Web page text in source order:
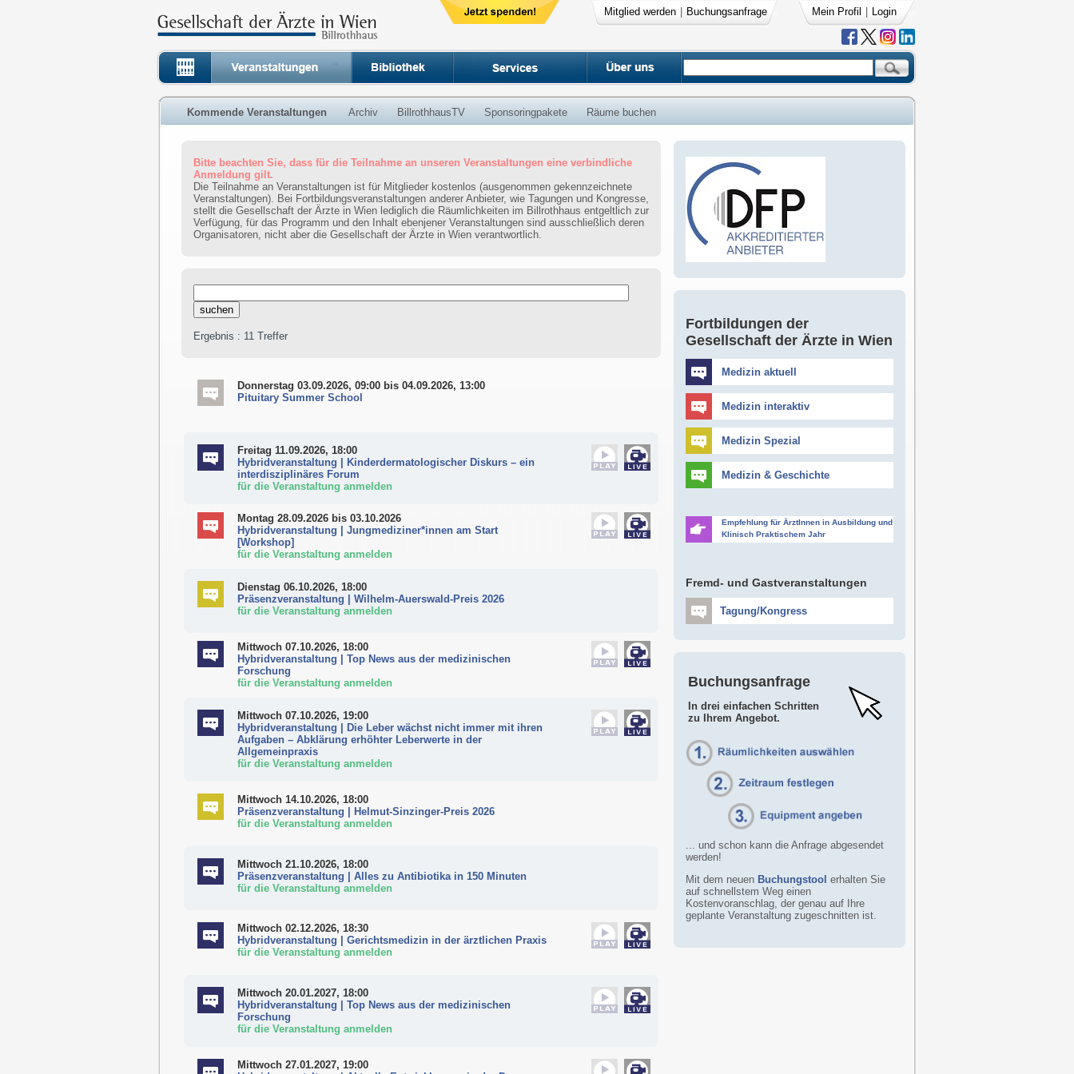
Mitglied werden Buchungsanfrage Mein Profil Login
Kommende Veranstaltungen Archiv BillrothhausTV Sponsoringpakete Räume buchen
Bitte beachten Sie, dass für die Teilnahme an unseren Veranstaltungen eine verbindliche
Anmeldung gilt.
Die Teilnahme an Veranstaltungen ist für Mitglieder kostenlos (ausgenommen gekennzeichnete
Veranstaltungen). Bei Fortbildungsveranstaltungen anderer Anbieter, wie Tagungen und Kongresse,
stellt die Gesellschaft der Ärzte in Wien lediglich die Räumlichkeiten im Billrothhaus entgeltlich zur
Verfügung, für das Programm und den Inhalt ebenjener Veranstaltungen sind ausschließlich deren
Organisatoren, nicht aber die Gesellschaft der Ärzte in Wien verantwortlich.
Ergebnis : 11 Treffer
Donnerstag 03.09.2026, 09:00 bis 04.09.2026, 13:00
Pituitary Summer School
Freitag 11.09.2026, 18:00
Hybridveranstaltung | Kinderdermatologischer Diskurs – ein
interdisziplinäres Forum
für die Veranstaltung anmelden
Montag 28.09.2026 bis 03.10.2026
Hybridveranstaltung | Jungmediziner*innen am Start
[Workshop]
für die Veranstaltung anmelden
Dienstag 06.10.2026, 18:00
Präsenzveranstaltung | Wilhelm-Auerswald-Preis 2026
für die Veranstaltung anmelden
Mittwoch 07.10.2026, 18:00
Hybridveranstaltung | Top News aus der medizinischen
Forschung
für die Veranstaltung anmelden
Mittwoch 07.10.2026, 19:00
Hybridveranstaltung | Die Leber wächst nicht immer mit ihren
Aufgaben – Abklärung erhöhter Leberwerte in der
Allgemeinpraxis
für die Veranstaltung anmelden
Mittwoch 14.10.2026, 18:00
Präsenzveranstaltung | Helmut-Sinzinger-Preis 2026
für die Veranstaltung anmelden
Mittwoch 21.10.2026, 18:00
Präsenzveranstaltung | Alles zu Antibiotika in 150 Minuten
für die Veranstaltung anmelden
Mittwoch 02.12.2026, 18:30
Hybridveranstaltung | Gerichtsmedizin in der ärztlichen Praxis
für die Veranstaltung anmelden
Mittwoch 20.01.2027, 18:00
Hybridveranstaltung | Top News aus der medizinischen
Forschung
für die Veranstaltung anmelden
Mittwoch 27.01.2027, 19:00
Fortbildungen der
Gesellschaft der Ärzte in Wien
Medizin aktuell
Medizin interaktiv
Medizin Spezial
Medizin & Geschichte
Empfehlung für ÄrztInnen in Ausbildung und
Klinisch Praktischem Jahr
Fremd- und Gastveranstaltungen
Tagung/Kongress
Buchungsanfrage
In drei einfachen Schritten
zu Ihrem Angebot.
... und schon kann die Anfrage abgesendet
werden!
Mit dem neuen Buchungstool erhalten Sie
auf schnellstem Weg einen
Kostenvoranschlag, der genau auf Ihre
geplante Veranstaltung zugeschnitten ist.